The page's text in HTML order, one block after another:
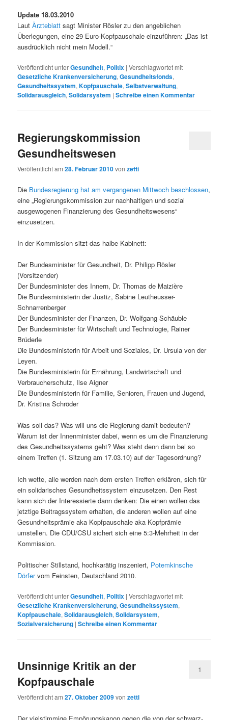
Update 18.03.2010
LautÄrzteblatt sagt Minister Rösler zu den angeblichen
Überlegungen, eine 29 Euro-Kopfpauschale einzuführen: „Das ist
ausdrücklich nicht mein Modell.“
Veröffentlicht unterGesundheit, Politix |Verschlagwortet mit
Gesetzliche Krankenversicherung,Gesundheitsfonds,
Gesundheitssystem,Kopfpauschale,Selbstverwaltung,
Solidarausgleich,Solidarsystem |Schreibe einen Kommentar
Regierungskommission
Gesundheitswesen
Veröffentlicht am28. Februar 2010vonzetti
Die Bundesregierung hat am vergangenen Mittwoch beschlossen,
eine „Regierungskommission zur nachhaltigen und sozial
ausgewogenen Finanzierung des Gesundheitswesens“
einzusetzen.
In der Kommission sitzt das halbe Kabinett:
Der Bundesminister für Gesundheit, Dr. Philipp Rösler
(Vorsitzender)
Der Bundesminister des Innern, Dr. Thomas de Maizière
Die Bundesministerin der Justiz, Sabine Leutheusser-
Schnarrenberger
Der Bundesminister der Finanzen, Dr. Wolfgang Schäuble
Der Bundesminister für Wirtschaft und Technologie, Rainer
Brüderle
Die Bundesministerin für Arbeit und Soziales, Dr. Ursula von der
Leyen.
Die Bundesministerin für Ernährung, Landwirtschaft und
Verbraucherschutz, Ilse Aigner
Die Bundesministerin für Familie, Senioren, Frauen und Jugend,
Dr. Kristina Schröder
Was soll das? Was will uns die Regierung damit bedeuten?
Warum ist der Innenminister dabei, wenn es um die Finanzierung
des Gesundheitssystems geht? Was steht denn dann bei so
einem Treffen (1. Sitzung am 17.03.10) auf der Tagesordnung?
Ich wette, alle werden nach dem ersten Treffen erklären, sich für
ein solidarisches Gesundheitssystem einzusetzen. Den Rest
kann sich der Interessierte dann denken: Die einen wollen das
jetztige Beitragssystem erhalten, die anderen wollen auf eine
Gesundheitsprämie aka Kopfpauschale aka Kopfprämie
umstellen. Die CDU/CSU sichert sich eine 5:3-Mehrheit in der
Kommission.
Politischer Stillstand, hochkarätig inszeniert, Potemkinsche
Dörfervom Feinsten, Deutschland 2010.
Veröffentlicht unterGesundheit, Politix |Verschlagwortet mit
Gesetzliche Krankenversicherung,Gesundheitssystem,
Kopfpauschale,Solidarausgleich,Solidarsystem,
Sozialversicherung |Schreibe einen Kommentar
Unsinnige Kritik an der
Kopfpauschale
Veröffentlicht am27. Oktober 2009vonzetti
1
Der vielstimmige Empörungskanon gegen die von der schwarz-